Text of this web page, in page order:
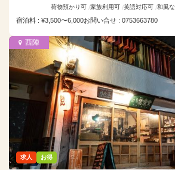
荷物預かり可 家族利用可 英語対応可 和風な
宿泊料 : ¥3,500〜6,000お問い合せ : 0753663780
西陣
求人 お得